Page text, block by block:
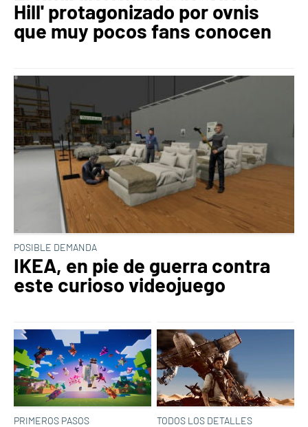
Hill' protagonizado por ovnis
que muy pocos fans conocen
POSIBLE DEMANDA
IKEA, en pie de guerra contra
este curioso videojuego
PRIMEROS PASOS
TODOS LOS DETALLES